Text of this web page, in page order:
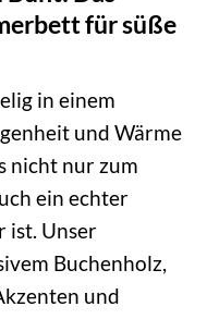
für süße
in einem
und Wärme
nicht nur zum
ein echter
ist. Unser
Buchenholz,
und